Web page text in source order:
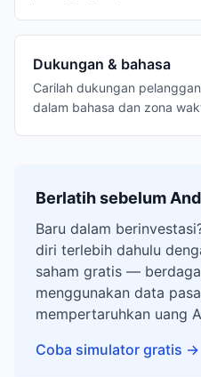
Dukungan & bahasa
Carilah dukungan
dalam bahasa dan zona
Berlatih sebelum
Baru dalam
diri terlebih dahulu
saham gratis —
menggunakan data
mempertaruhkan uang
Coba simulator gratis →